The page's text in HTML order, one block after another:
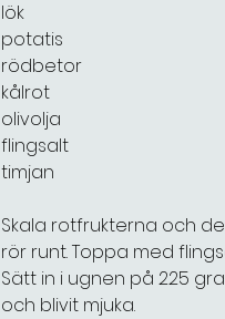
lök
potatis
rödbetor
kålrot
olivolja
flingsalt
timjan
Skala rotfrukterna och
rör runt. Toppa med
Sätt in i ugnen på 225
och blivit mjuka.